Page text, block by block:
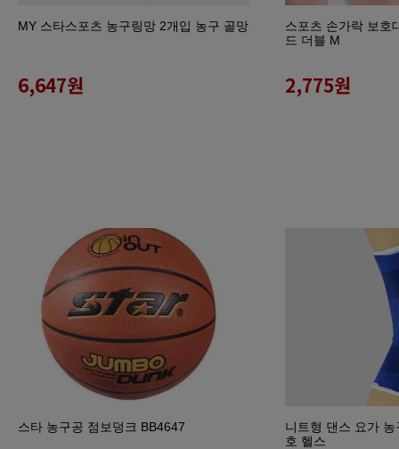
MY 스타스포츠 농구링망 2개입 농구 골망
6,647원
스포츠 손가락 보호
드 더블 M
2,775원
스타 농구공 점보덩크 BB4647
니트형 댄스 요가
호 헬스